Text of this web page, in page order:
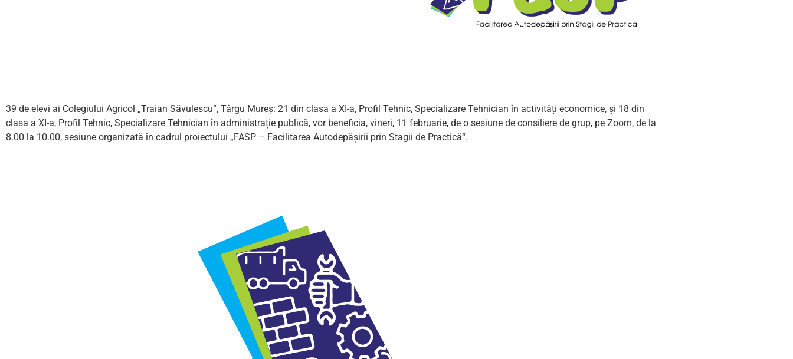
39 de elevi ai Colegiului Agricol „Traian Săvulescu”, Târgu Mureș: 21 din clasa a XI-a, Profil Tehnic, Specializare Tehnician în activități economice, și 18 din
clasa a XI-a, Profil Tehnic, Specializare Tehnician în administrație publică, vor beneficia, vineri, 11 februarie, de o sesiune de consiliere de grup, pe Zoom, de la
8.00 la 10.00, sesiune organizată în cadrul proiectului „FASP – Facilitarea Autodepășirii prin Stagii de Practică“.